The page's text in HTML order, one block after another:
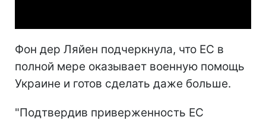
Фон дер Ляйен подчеркнула, что ЕС в
полной мере оказывает военную помощь
Украине и готов сделать даже больше.
"Подтвердив приверженность ЕС